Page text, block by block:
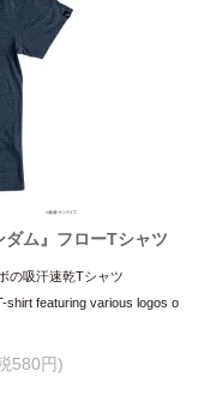
ム』フローTシャツ
の吸汗速乾Tシャツ
shirt featuring various logos o
580円)